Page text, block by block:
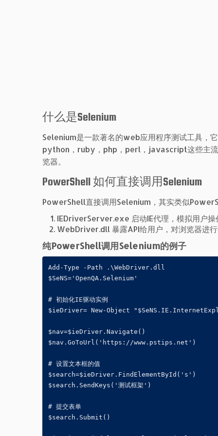
什么是Selenium
Selenium是一款著名的web应用程序测试工具，
python，ruby，php，perl，javascript这些主流
览器。
PowerShell 如何直接调用Selenium
PowerShell直接调用Selenium，其实类似
IEDriverServer.exe 启动IE代理，模拟用户操
WebDriver.dll 暴露API给用户，对浏览器进
纯PowerShell调用Selenium的例子
Add-Type -Path .\WebDriver.dll
$SeNS='OpenQA.Selenium'
# 初始化IE驱动实例
$ieDriver= New-Object
$nav=$ieDriver.Navigate()
$nav.GoToUrl('https://www.pstips.net')
# 设置文本框的值
$search=$ieDriver.FindElementById('s')
$search.SendKeys('测试框架')
# 提交表单
$search.Submit()